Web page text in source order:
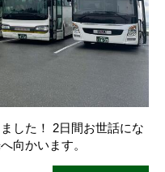
した！ 2日間お世話にな
向かいます。